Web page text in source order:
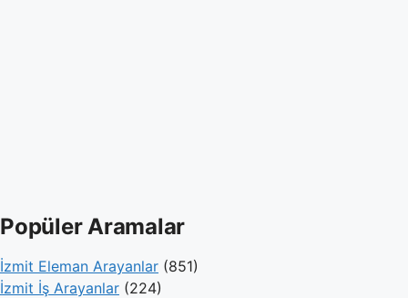
Popüler Aramalar
İzmit Eleman Arayanlar (851)
İzmit İş Arayanlar (224)